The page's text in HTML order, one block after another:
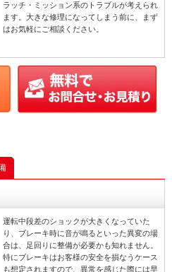
ラッチ・ミッション系のトラブルが考えられ
ます。大きな修理になってしまう前に、まず
はお気軽にご相談ください。
運転中段差のショックが大きくなっていた
り、ブレーキ時に音が鳴るといった異変の場
合は、足回りに整備が必要かも知れません。
特にブレーキはお客様の安全を損なうケース
も想定されますので、異常を感じた際には早